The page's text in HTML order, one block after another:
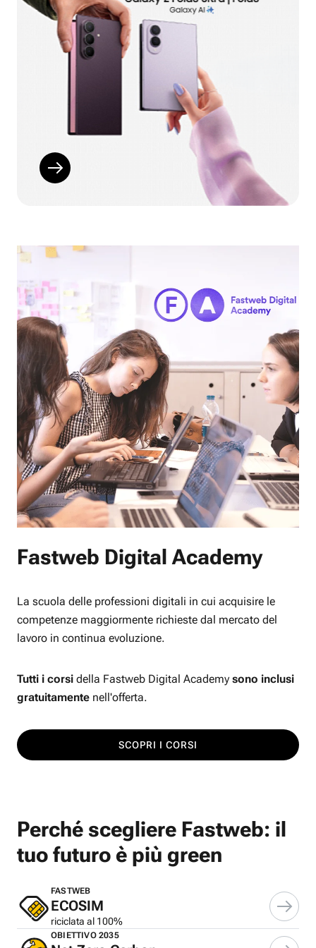
Fastweb Digital Academy
La scuola delle professioni digitali in cui acquisire le
competenze maggiormente richieste dal mercato del
lavoro in continua evoluzione.
Tutti i corsi della Fastweb Digital Academy sono inclusi
gratuitamente nell'offerta.
SCOPRI I CORSI
Perché scegliere Fastweb: il
tuo futuro è più green
FASTWEB
ECOSIM
riciclata al 100%
OBIETTIVO 2035